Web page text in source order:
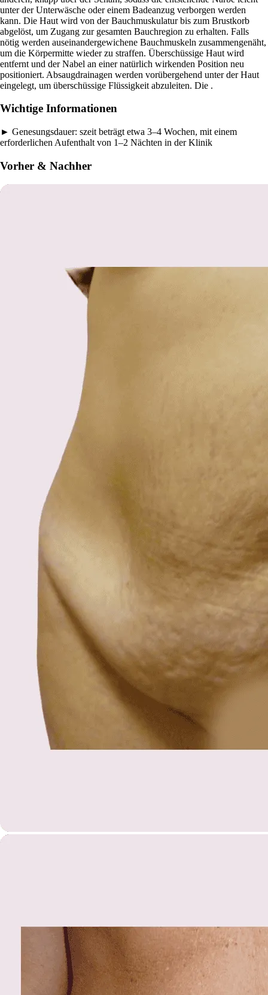
unter der Unterwäsche oder einem Badeanzug verborgen werden
kann. Die Haut wird von der Bauchmuskulatur bis zum Brustkorb
abgelöst, um Zugang zur gesamten Bauchregion zu erhalten. Falls
nötig werden auseinandergewichene Bauchmuskeln zusammengenäht,
um die Körpermitte wieder zu straffen. Überschüssige Haut wird
entfernt und der Nabel an einer natürlich wirkenden Position neu
positioniert. Absaugdrainagen werden vorübergehend unter der Haut
eingelegt, um überschüssige Flüssigkeit abzuleiten. Die .
Wichtige Informationen
► Genesungsdauer: szeit beträgt etwa 3–4 Wochen, mit einem
erforderlichen Aufenthalt von 1–2 Nächten in der Klinik
Vorher & Nachher